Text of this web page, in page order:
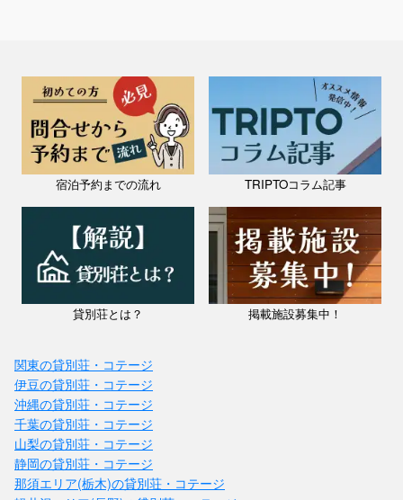
宿泊予約までの流れ TRIPTOコラム記事
貸別荘とは？ 掲載施設募集中！
関東の貸別荘・コテージ
伊豆の貸別荘・コテージ
沖縄の貸別荘・コテージ
千葉の貸別荘・コテージ
山梨の貸別荘・コテージ
静岡の貸別荘・コテージ
那須エリア(栃木)の貸別荘・コテージ